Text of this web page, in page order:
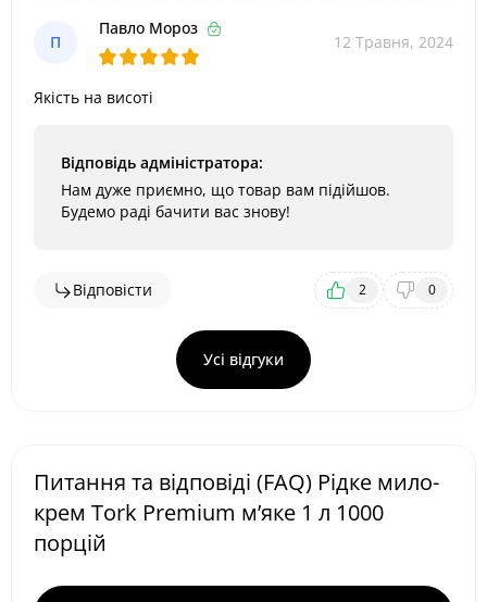
П
Павло Мороз
12 Травня, 2024
Якість на висоті
Відповідь адміністратора:
Нам дуже приємно, що товар вам підійшов.
Будемо раді бачити вас знову!
Відповісти 2 0
Усі відгуки
Питання та відповіді (FAQ) Рідке мило-
крем Tork Premium м’яке 1 л 1000
порцій